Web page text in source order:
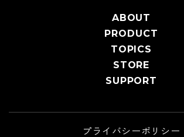
ABOUT
PRODUCT
TOPICS
STORE
SUPPORT
プライバシーポリシー